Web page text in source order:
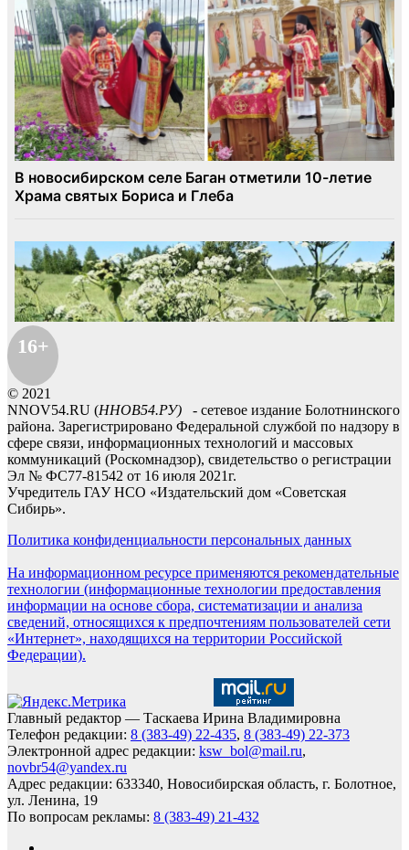
16+
© 2021
NNOV54.RU (ННОВ54.РУ) - сетевое издание Болотнинского
района. Зарегистрировано Федеральной службой по надзору в
сфере связи, информационных технологий и массовых
коммуникаций (Роскомнадзор), свидетельство о регистрации
Эл № ФС77-81542 от 16 июля 2021г.
Учредитель ГАУ НСО «Издательский дом «Советская
Сибирь».
Политика конфиденциальности персональных данных
На информационном ресурсе применяются рекомендательные
технологии (информационные технологии предоставления
информации на основе сбора, систематизации и анализа
сведений, относящихся к предпочтениям пользователей сети
«Интернет», находящихся на территории Российской
Федерации).
Главный редактор — Таскаева Ирина Владимировна
Телефон редакции: 8 (383-49) 22-435, 8 (383-49) 22-373
Электронной адрес редакции: ksw_bol@mail.ru,
novbr54@yandex.ru
Адрес редакции: 633340, Новосибирская область, г. Болотное,
ул. Ленина, 19
По вопросам рекламы: 8 (383-49) 21-432